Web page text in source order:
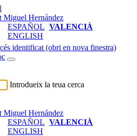
ESPAÑOL VALENCIÀ
ENGLISH
identificat (obri en nova finestra)
Introdueix la teua cerca
ESPAÑOL VALENCIÀ
ENGLISH